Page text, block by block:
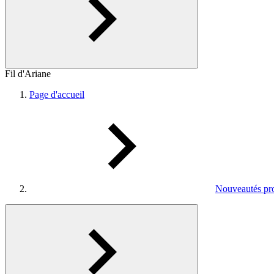
Fil d'Ariane
Page d'accueil
Nouveautés